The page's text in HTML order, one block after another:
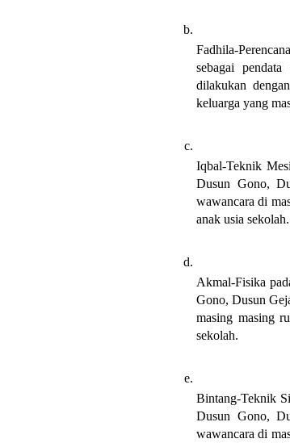
Fadhila-
sebagai
dilakukan
keluarga yang
Iqbal-Teknik
Dusun Gono,
wawancara di
anak usia sekolah.
Akmal-Fisika
Gono, Dusun
masing masing
sekolah.
Bintang-Teknik
Dusun Gono,
wawancara di